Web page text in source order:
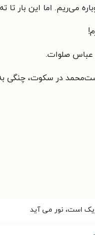
می‌ریم. اما این بار
عباس صلوات.
در سکوت، چنگی
است، نور می آید